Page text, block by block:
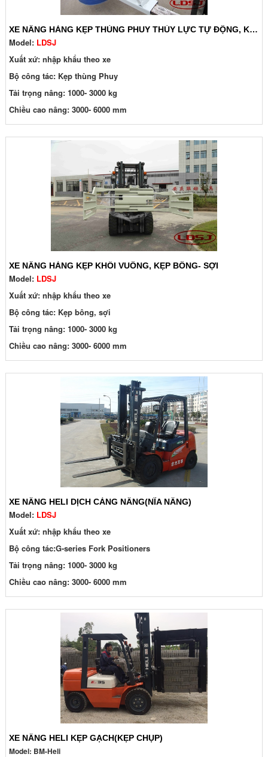
XE NÂNG HÀNG KẸP THÙNG PHUY THỦY LỰC TỰ ĐỘNG, KẸP CƠ KHÍ
Model: LDSJ
Xuất xứ: nhập khẩu theo xe
Bộ công tác: Kẹp thùng Phuy
Tải trọng nâng: 1000- 3000 kg
Chiều cao nâng: 3000- 6000 mm
XE NÂNG HÀNG KẸP KHỐI VUÔNG, KẸP BÔNG- SỢI
Model: LDSJ
Xuất xứ: nhập khẩu theo xe
Bộ công tác: Kẹp bông, sợi
Tải trọng nâng: 1000- 3000 kg
Chiều cao nâng: 3000- 6000 mm
XE NÂNG HELI DỊCH CÀNG NÂNG(NĨA NÂNG)
Model: LDSJ
Xuất xứ: nhập khẩu theo xe
Bộ công tác:G-series Fork Positioners​
Tải trọng nâng: 1000- 3000 kg
Chiều cao nâng: 3000- 6000 mm
XE NÂNG HELI KẸP GẠCH(KẸP CHỤP)
Model: BM-Heli